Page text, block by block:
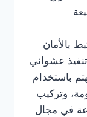
بالأمان
عشوائي
باستخدام
وتركيب
في مجال